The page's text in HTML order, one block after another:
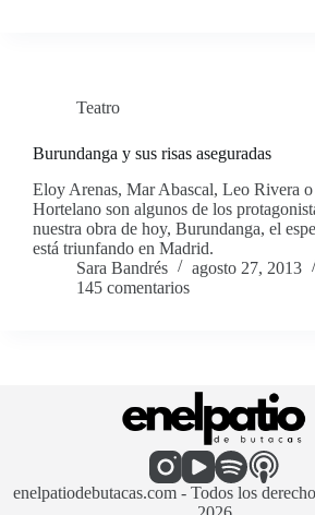
Teatro
Burundanga y sus risas aseguradas
Eloy Arenas, Mar Abascal, Leo Rivera
Hortelano son algunos de los
nuestra obra de hoy, Burundanga, el
está triunfando en Madrid.
Sara Bandrés
agosto 27, 2013
145 comentarios
enelpatiodebutacas.com - Todos los